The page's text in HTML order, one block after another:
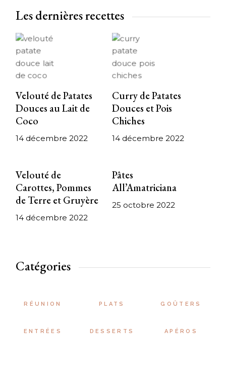
Les dernières recettes
Velouté de Patates
Douces au Lait de
Coco
14 décembre 2022
Curry de Patates
Douces et Pois
Chiches
14 décembre 2022
Velouté de
Carottes, Pommes
de Terre et Gruyère
14 décembre 2022
Pâtes
All’Amatriciana
25 octobre 2022
Catégories
RÉUNION PLATS GOÛTERS
ENTRÉES DESSERTS APÉROS